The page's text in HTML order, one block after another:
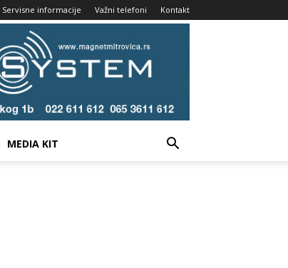
Servisne informacije Važni telefoni Kontakt
MEDIA KIT